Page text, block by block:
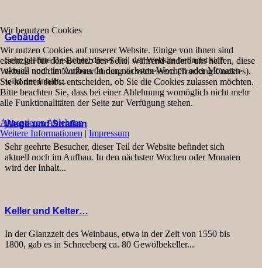
Gebäude
Sehr geehrte Besucher, dieser Teil der Website befindet sich
aktuell noch im Aufbau. In den nächsten Wochen oder Monaten
wird der Inhalt...
Wege und Straßen
Sehr geehrte Besucher, dieser Teil der Website befindet sich
aktuell noch im Aufbau. In den nächsten Wochen oder Monaten
wird der Inhalt...
Keller und Kelter…
In der Glanzzeit des Weinbaus, etwa in der Zeit von 1550 bis
1800, gab es in Schneeberg ca. 80 Gewölbekeller...
Wir benutzen Cookies
Wir nutzen Cookies auf unserer Website. Einige von ihnen sind
essenziell für den Betrieb der Seite, während andere uns helfen, diese
Website und die Nutzererfahrung zu verbessern (Tracking Cookies).
Sie können selbst entscheiden, ob Sie die Cookies zulassen möchten.
Bitte beachten Sie, dass bei einer Ablehnung womöglich nicht mehr
alle Funktionalitäten der Seite zur Verfügung stehen.
AkzeptierenAblehnen
Weitere Informationen | Impressum